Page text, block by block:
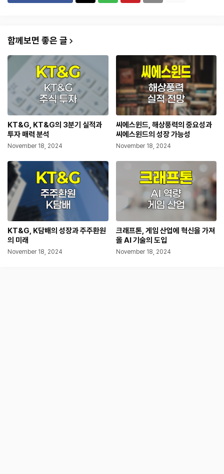
함께보면 좋은 글
KT&G, KT&G의 3분기 실적과
투자 매력 분석
November 18, 2024
씨에스윈드, 해상풍력의 중요성과
씨에스윈드의 성장 가능성
November 18, 2024
KT&G, K담배의 성장과 주주환원
의 미래
November 18, 2024
크래프톤, 게임 산업에 혁신을 가져
올 AI 기술의 도입
November 18, 2024